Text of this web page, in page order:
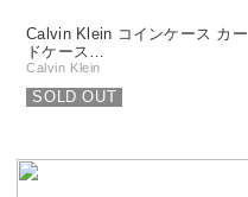
Calvin Klein コインケース カー
ドケース…
Calvin Klein
SOLD OUT